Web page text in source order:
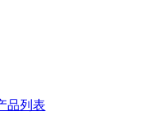
品列表